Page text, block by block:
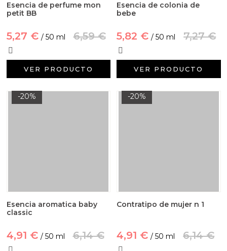
Esencia de perfume mon
petit BB
5,27 € / 50 ml 6,59 €
VER PRODUCTO
Esencia de colonia de
bebe
5,82 € / 50 ml 7,27 €
VER PRODUCTO
-20%
Esencia aromatica baby
classic
4,91 € / 50 ml 6,14 €
-20%
Contratipo de mujer n 1
4,91 € / 50 ml 6,14 €